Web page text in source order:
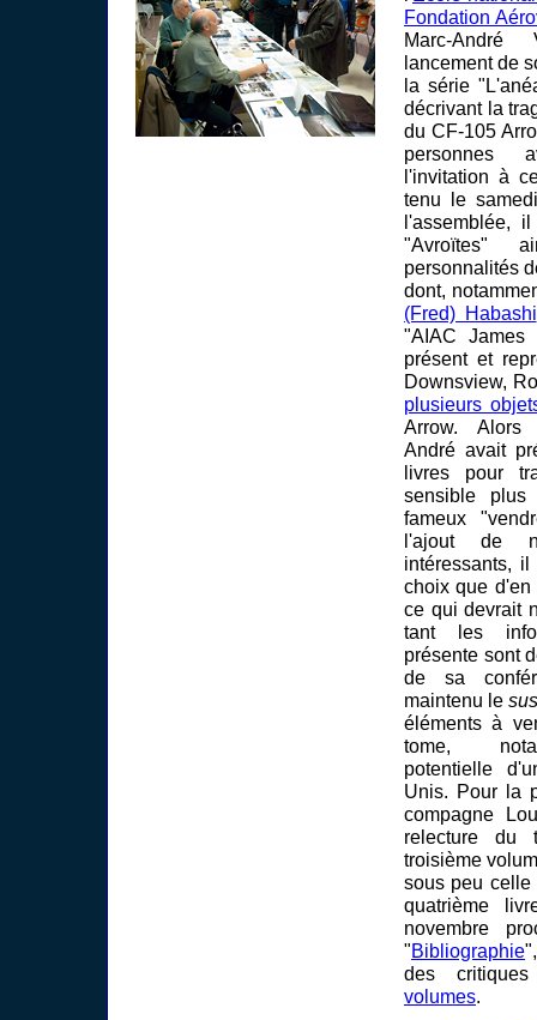
Fondation
Marc-
lancement de
la série
décrivant la
du CF-105
personnes
l'invitation à
tenu le
l'assemblée,
"Avroïtes"
personnalités
dont,
(Fred) Habashi
"AIAC James
présent et
Downsview,
plusieurs
Arrow. Alors
André avait
livres pour
sensible
fameux
l'ajout de
intéressants,
choix que d'en
ce qui devrait
tant les
présente sont
de sa
maintenu le
éléments à
tome,
potentielle
Unis. Pour la
compagne
relecture du
troisième
sous peu celle
quatrième
novembre
"Bibliographie
des
volumes.